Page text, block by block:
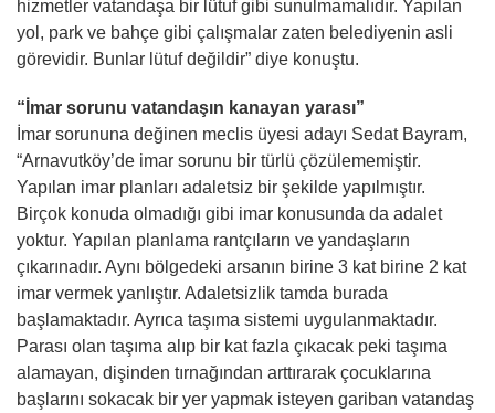
hizmetler vatandaşa bir lütuf gibi sunulmamalıdır. Yapılan
yol, park ve bahçe gibi çalışmalar zaten belediyenin asli
görevidir. Bunlar lütuf değildir” diye konuştu.
“İmar sorunu vatandaşın kanayan yarası”
İmar sorununa değinen meclis üyesi adayı Sedat Bayram,
“Arnavutköy’de imar sorunu bir türlü çözülememiştir.
Yapılan imar planları adaletsiz bir şekilde yapılmıştır.
Birçok konuda olmadığı gibi imar konusunda da adalet
yoktur. Yapılan planlama rantçıların ve yandaşların
çıkarınadır. Aynı bölgedeki arsanın birine 3 kat birine 2 kat
imar vermek yanlıştır. Adaletsizlik tamda burada
başlamaktadır. Ayrıca taşıma sistemi uygulanmaktadır.
Parası olan taşıma alıp bir kat fazla çıkacak peki taşıma
alamayan, dişinden tırnağından arttırarak çocuklarına
başlarını sokacak bir yer yapmak isteyen gariban vatandaş